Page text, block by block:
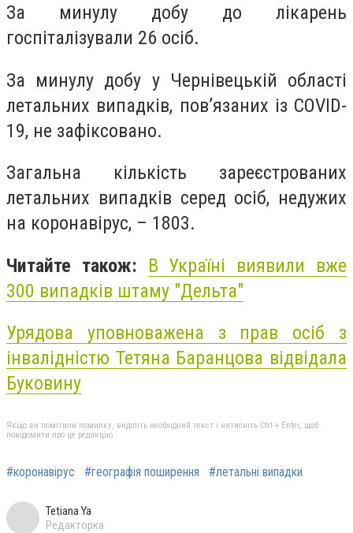
За минулу добу до лікарень
госпіталізували 26 осіб.
За минулу добу у Чернівецькій області
летальних випадків, пов’язаних із COVID-
19, не зафіксовано.
Загальна кількість зареєстрованих
летальних випадків серед осіб, недужих
на коронавірус, – 1803.
Читайте також: В Україні виявили вже
300 випадків штаму "Дельта"
Урядова уповноважена з прав осіб з
інвалідністю Тетяна Баранцова відвідала
Буковину
Якщо ви помітили помилку, виділіть необхідний текст і натисніть Ctrl + Enter, щоб
повідомити про це редакцію
#коронавірус #географія поширення #летальні випадки
Tetiana Ya
Редакторка